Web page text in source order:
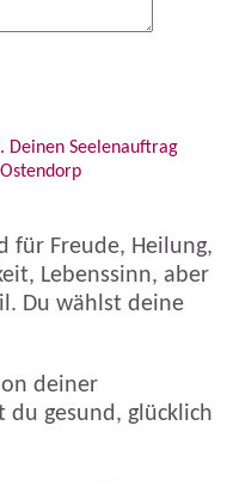
Deinen Seelenauftrag
für Freude, Heilung,
Lebenssinn, aber
Du wählst deine
deiner
du gesund, glücklich